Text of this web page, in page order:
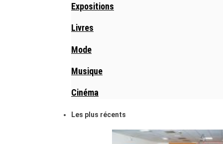
Expositions
Livres
Mode
Musique
Cinéma
Les plus récents